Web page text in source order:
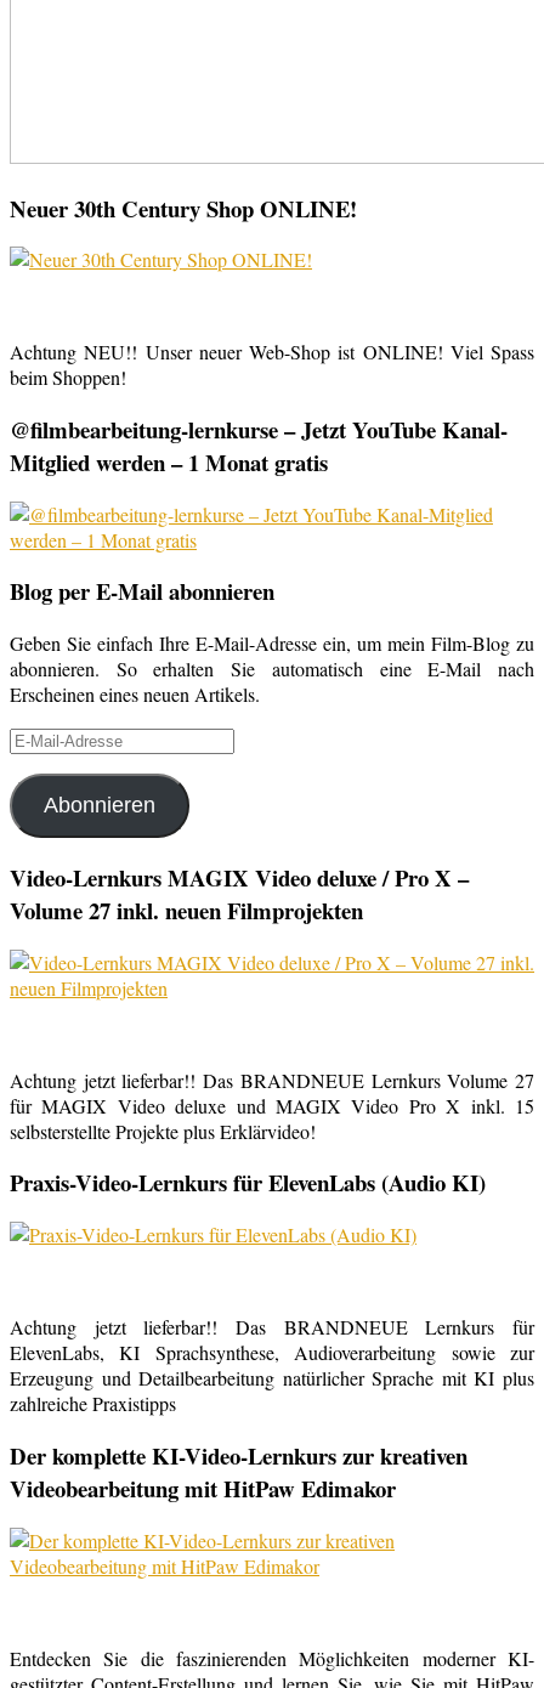
Neuer 30th Century Shop ONLINE!
Achtung NEU!! Unser neuer Web-Shop ist ONLINE! Viel Spass
beim Shoppen!
@filmbearbeitung-lernkurse – Jetzt YouTube Kanal-
Mitglied werden – 1 Monat gratis
Blog per E-Mail abonnieren
Geben Sie einfach Ihre E-Mail-Adresse ein, um mein Film-Blog zu
abonnieren. So erhalten Sie automatisch eine E-Mail nach
Erscheinen eines neuen Artikels.
E-
Adresse
Abonnieren
Video-Lernkurs MAGIX Video deluxe / Pro X –
Volume 27 inkl. neuen Filmprojekten
Achtung jetzt lieferbar!! Das BRANDNEUE Lernkurs Volume 27
für MAGIX Video deluxe und MAGIX Video Pro X inkl. 15
selbsterstellte Projekte plus Erklärvideo!
Praxis-Video-Lernkurs für ElevenLabs (Audio KI)
Achtung jetzt lieferbar!! Das BRANDNEUE Lernkurs für
ElevenLabs, KI Sprachsynthese, Audioverarbeitung sowie zur
Erzeugung und Detailbearbeitung natürlicher Sprache mit KI plus
zahlreiche Praxistipps
Der komplette KI-Video-Lernkurs zur kreativen
Videobearbeitung mit HitPaw Edimakor
Entdecken Sie die faszinierenden Möglichkeiten moderner KI-